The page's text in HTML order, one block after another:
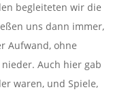
begleiteten wir die
uns dann immer,
Aufwand, ohne
Auch hier gab
waren, und Spiele,